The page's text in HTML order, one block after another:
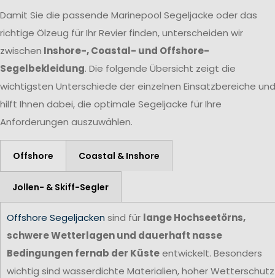
Damit Sie die passende Marinepool Segeljacke oder das
richtige Ölzeug für Ihr Revier finden, unterscheiden wir
zwischen Inshore-, Coastal- und Offshore-
Segelbekleidung. Die folgende Übersicht zeigt die
wichtigsten Unterschiede der einzelnen Einsatzbereiche und
hilft Ihnen dabei, die optimale Segeljacke für Ihre
Anforderungen auszuwählen.
Offshore Coastal & Inshore
Jollen- & Skiff-Segler
Offshore Segeljacken sind für lange Hochseetörns,
schwere Wetterlagen und dauerhaft nasse
Bedingungen fernab der Küsteentwickelt. Besonders
wichtig sind wasserdichte Materialien, hoher Wetterschutz